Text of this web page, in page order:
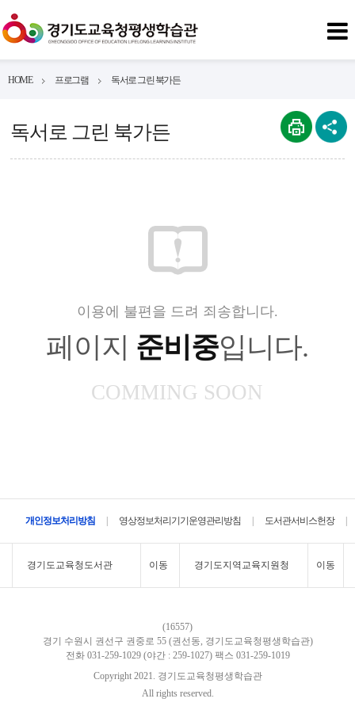
HOME 프로그램 독서로 그린 북가든
독서로 그린 북가든
이용에 불편을 드려 죄송합니다.
페이지 준비중입니다.
COMMING SOON
개인정보처리방침 영상정보처리기기운영관리방침 도서관서비스헌장
경기도교육청도서관 이동 경기도지역교육지원청 이동
(16557)
경기 수원시 권선구 권중로 55 (권선동, 경기도교육청평생학습관)
전화 031-259-1029 (야간 : 259-1027) 팩스 031-259-1019
Copyright 2021. 경기도교육청평생학습관
All rights reserved.